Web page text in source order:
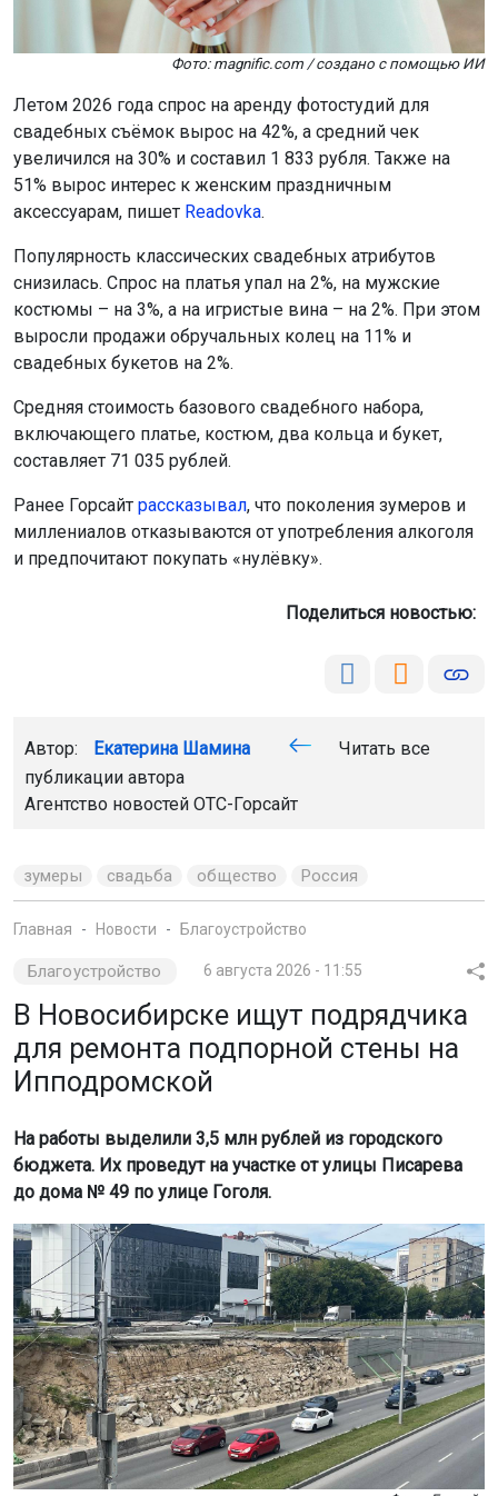
Фото: magnific.com / создано с помощью ИИ
Летом 2026 года спрос на аренду фотостудий для
свадебных съёмок вырос на 42%, а средний чек
увеличился на 30% и составил 1 833 рубля. Также на
51% вырос интерес к женским праздничным
аксессуарам, пишет Readovka.
Популярность классических свадебных атрибутов
снизилась. Спрос на платья упал на 2%, на мужские
костюмы – на 3%, а на игристые вина – на 2%. При этом
выросли продажи обручальных колец на 11% и
свадебных букетов на 2%.
Средняя стоимость базового свадебного набора,
включающего платье, костюм, два кольца и букет,
составляет 71 035 рублей.
Ранее Горсайт рассказывал, что поколения зумеров и
миллениалов отказываются от употребления алкоголя
и предпочитают покупать «нулёвку».
Поделиться новостью:
Автор: Екатерина Шамина
Читать все
публикации автора
Агентство новостей ОТС-Горсайт
зумеры свадьба общество Россия
Главная Новости Благоустройство
Благоустройство 6 августа 2026 - 11:55
В Новосибирске ищут подрядчика
для ремонта подпорной стены на
Ипподромской
На работы выделили 3,5 млн рублей из городского
бюджета. Их проведут на участке от улицы Писарева
до дома № 49 по улице Гоголя.